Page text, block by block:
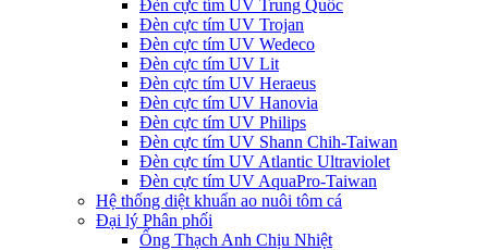
Đèn cực tím UV Trung Quốc
Đèn cực tím UV Trojan
Đèn cực tím UV Wedeco
Đèn cực tím UV Lit
Đèn cực tím UV Heraeus
Đèn cực tím UV Hanovia
Đèn cực tím UV Philips
Đèn cực tím UV Shann Chih-Taiwan
Đèn cực tím UV Atlantic Ultraviolet
Đèn cực tím UV AquaPro-Taiwan
Hệ thống diệt khuẩn ao nuôi tôm cá
Đại lý Phân phối
Ống Thạch Anh Chịu Nhiệt